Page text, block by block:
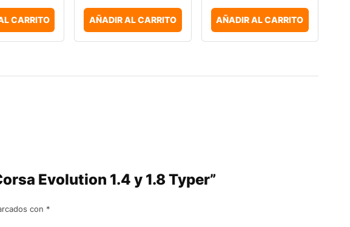
CARRITO AÑADIR AL CARRITO AÑADIR AL CARRITO
Evolution 1.4 y 1.8 Typer”
con *